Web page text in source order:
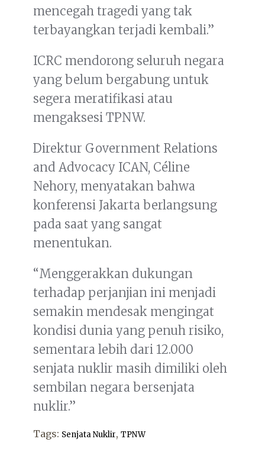
mencegah tragedi yang tak
terbayangkan terjadi kembali.”
ICRC mendorong seluruh negara
yang belum bergabung untuk
segera meratifikasi atau
mengaksesi TPNW.
Direktur Government Relations
and Advocacy ICAN, Céline
Nehory, menyatakan bahwa
konferensi Jakarta berlangsung
pada saat yang sangat
menentukan.
“Menggerakkan dukungan
terhadap perjanjian ini menjadi
semakin mendesak mengingat
kondisi dunia yang penuh risiko,
sementara lebih dari 12.000
senjata nuklir masih dimiliki oleh
sembilan negara bersenjata
nuklir.”
Tags: Senjata Nuklir, TPNW